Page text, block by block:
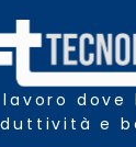
dove
e